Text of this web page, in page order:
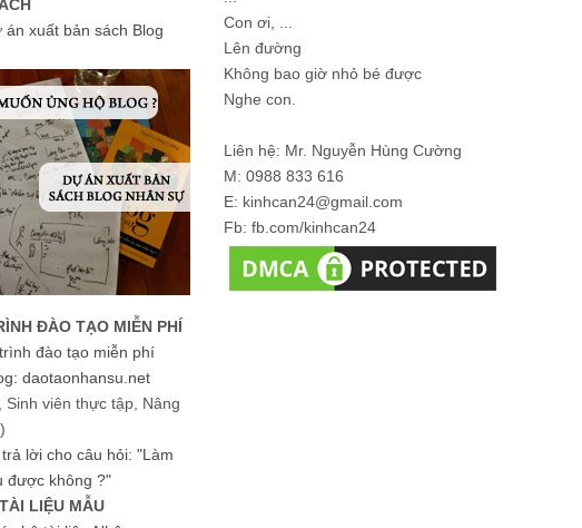
xuất bản sách Blog
ĐÀO TẠO MIỄN PHÍ
đào tạo miễn phí
daotaonhansu.net
Sinh viên thực tập, Nâng
lời cho câu hỏi: "Làm
được không ?"
LIỆU MẪU
Con ơi, ...
Lên đường
Không bao giờ nhỏ bé được
Nghe con.
Liên hệ: Mr. Nguyễn Hùng Cường
M: 0988 833 616
E: kinhcan24@gmail.com
Fb: fb.com/kinhcan24